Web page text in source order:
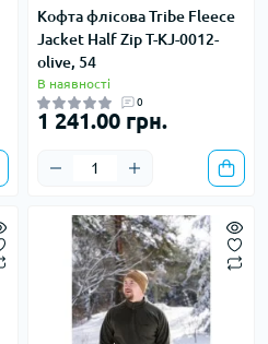
Кофта флісова Tribe Fleece
Jacket Half Zip T-KJ-0012-
olive, 54
В наявності
0
1 241.00 грн.